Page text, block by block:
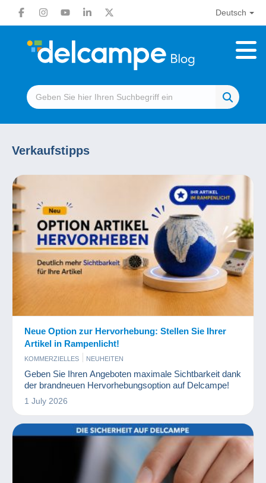
Deutsch
Verkaufstipps
Neue Option zur Hervorhebung: Stellen Sie Ihrer
Artikel in Rampenlicht!
KOMMERZIELLES NEUHEITEN
Geben Sie Ihren Angeboten maximale Sichtbarkeit dank
der brandneuen Hervorhebungsoption auf Delcampe!
1 July 2026